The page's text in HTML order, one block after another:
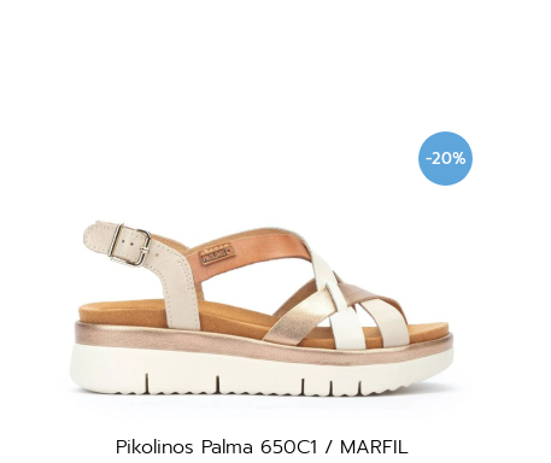
Pikolinos Palma 650C1 / MARFIL